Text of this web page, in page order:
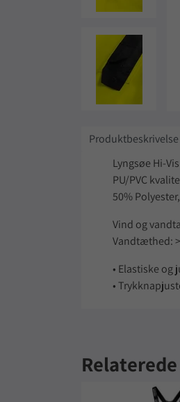
Produktbeskrivelse
Lyngsøe Hi-
PU/PVC
50%
Vind og
Vandtæthed:
• Elastiske og
•
Relaterede